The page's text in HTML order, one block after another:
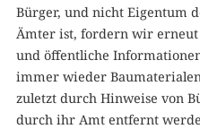
Bürger, und nicht Eigentum
Ämter ist, fordern wir
und öffentliche
immer wieder
zuletzt durch Hinweise von
durch ihr Amt entfernt